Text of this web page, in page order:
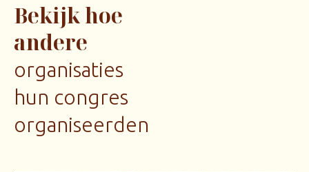
Bekijk hoe
andere
organisaties
hun congres
organiseerden